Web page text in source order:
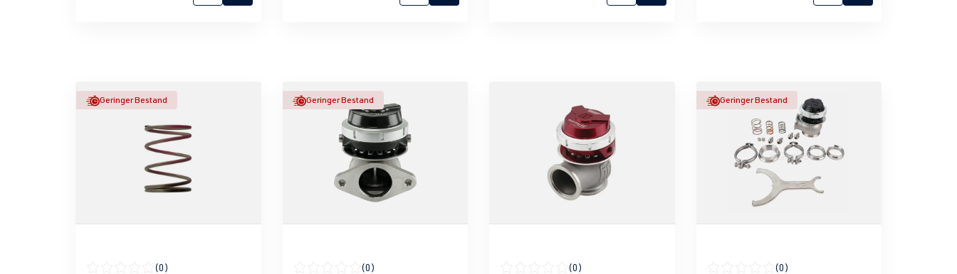
Geringer Bestand
(0)
Geringer Bestand
(0) (0)
Geringer Bestand
(0)